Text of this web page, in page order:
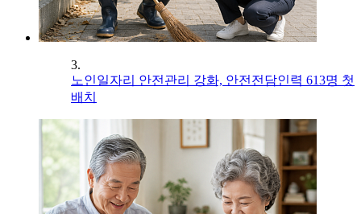
3.
노인일자리 안전관리 강화, 안전전담인력 613명 첫
배치